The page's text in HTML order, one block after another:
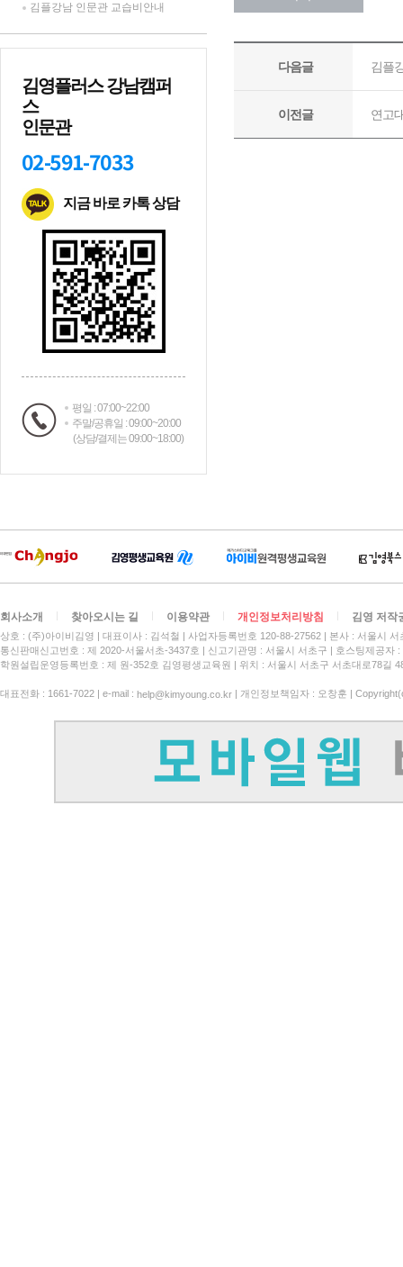
김플강남 인문관 교습비안내
김영플러스 강남캠퍼
스
인문관
02-591-7033
지금 바로 카톡 상담
평일 : 07:00~22:00
주말/공휴일 : 09:00~20:00
(상담/결제는 09:00~18:00)
회사소개 찾아오시는 길 이용약관 개인정보처리방침 김영 저작
상호 : (주)아이비김영 대표이사 : 김석철 사업자등록번호 120-88-27562
본사 : 서울시
통신판매신고번호 : 제 2020-서울서초-3437호
신고기관명 : 서울시 서초구
호스팅제공자
학원설립운영등록번호 : 제 원-352호 김영평생교육원 | 위치 : 서울시 서초구 서초대로78길
대표전화 : 1661-7022 | e-mail : help@kimyoung.co.kr | 개인정보책임자 : 오창훈 |